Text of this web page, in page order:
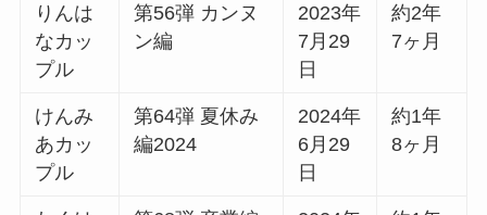
りんは
なカッ
プル
第56弾 カンヌ
ン編
2023年
7月29
日
約2年
7ヶ月
けんみ
あカッ
プル
第64弾 夏休み
編2024
2024年
6月29
日
約1年
8ヶ月